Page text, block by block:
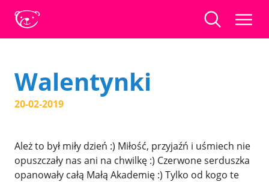
Walentynki
20-02-2019
Ależ to był miły dzień :) Miłość, przyjaźń i uśmiech nie
opuszczały nas ani na chwilkę :) Czerwone serduszka
opanowały całą Małą Akademię :) Tylko od kogo te